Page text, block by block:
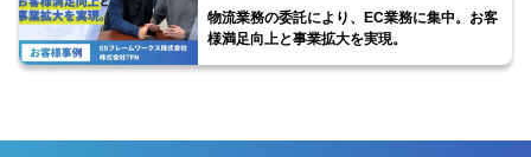
物流業務の委託により、EC業務に集中。お客
様満足向上と事業拡大を実現。